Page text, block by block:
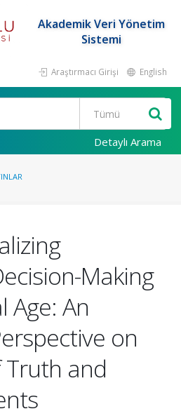
Akademik Veri Yönetim
Sistemi
Araştırmacı Girişi English
Detaylı Arama
Making
Age: An
on
and